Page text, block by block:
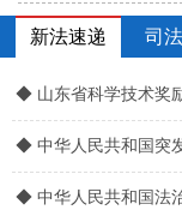
党建赋能 同心同行
山东泰山蓝天律师事
山东泰山蓝天律师事
新法速递 司
◆ 山东省科学技术奖
◆ 中华人民共和国突
◆ 中华人民共和国法